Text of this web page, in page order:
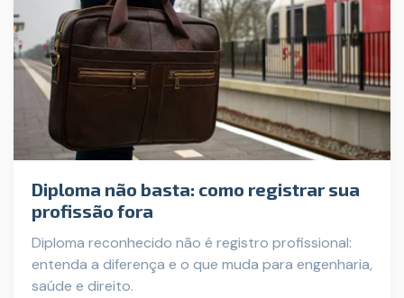
Diploma não basta: como registrar sua
profissão fora
Diploma reconhecido não é registro profissional:
entenda a diferença e o que muda para engenharia,
saúde e direito.